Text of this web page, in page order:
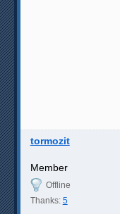
tormozit
Member
Offline
Thanks: 5